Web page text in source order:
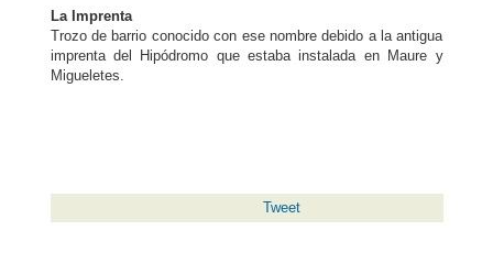
La Imprenta
Trozo de barrio conocido con ese nombre debido a la antigua
imprenta del Hipódromo que estaba instalada en Maure y
Migueletes.
Tweet